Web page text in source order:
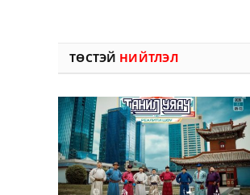
ТӨСТЭЙ НИЙТЛЭЛ